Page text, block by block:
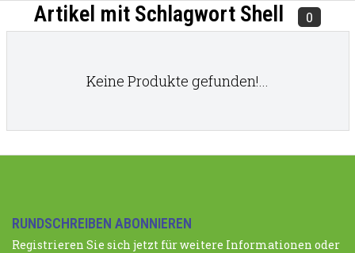
Artikel mit Schlagwort Shell 0
Keine Produkte gefunden!...
RUNDSCHREIBEN ABONNIEREN
Registrieren Sie sich jetzt für weitere Informationen oder